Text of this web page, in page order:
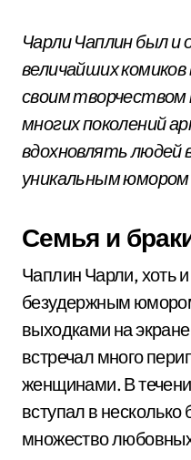
Чарли Чаплин был и
величайших
своим творчеством
многих поколений
вдохновлять людей
уникальным
Семья и
Чаплин Чарли, хоть
безудержным
выходками на
встречал много
женщинами. В
вступал в несколько
множество